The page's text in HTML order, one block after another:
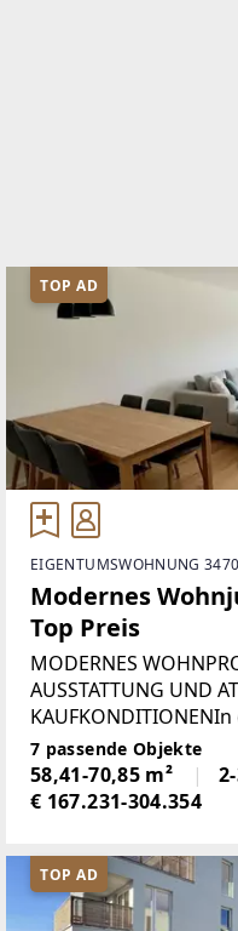
TOP AD
EIGENTUMSWOHNUNG
Modernes
Top Preis
MODERNES
AUSSTATTUNG UND
Weinbaugemeinde
entstehen aktuell 52
Eigentumswohnungen
7 passende Objekte
58,41-70,85 m²
€ 167.231-304.354
TOP AD